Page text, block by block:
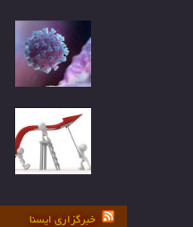
خبرگزاری ایسنا